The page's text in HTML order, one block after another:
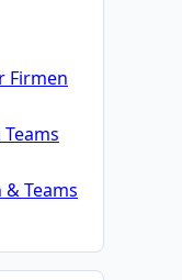
Firmen
Teams